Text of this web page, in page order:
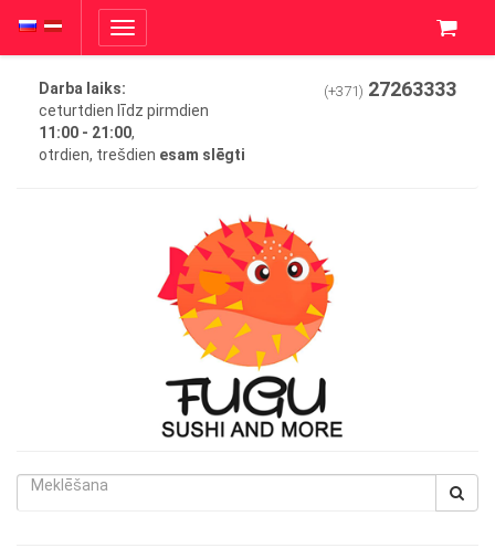
Toggle
navigation
Darba laiks:
ceturtdien līdz pirmdien
11:00 - 21:00,
otrdien, trešdien esam slēgti
(+371) 27263333